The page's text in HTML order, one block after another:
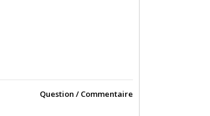
Question / Commentaire